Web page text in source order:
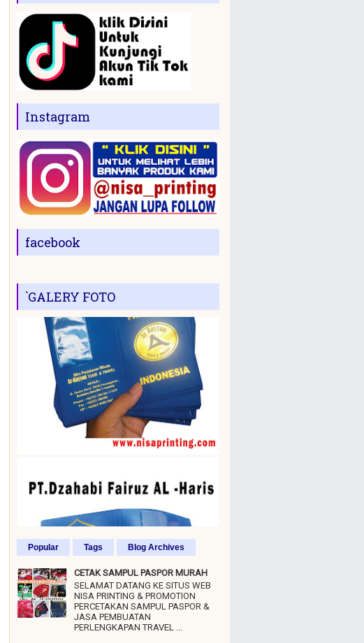
Instagram
facebook
`GALERY FOTO
Popular Tags Blog Archives
CETAK SAMPUL PASPOR MURAH
SELAMAT DATANG KE SITUS WEB
NISA PRINTING & PROMOTION
PERCETAKAN SAMPUL PASPOR &
JASA PEMBUATAN
PERLENGKAPAN TRAVEL ...